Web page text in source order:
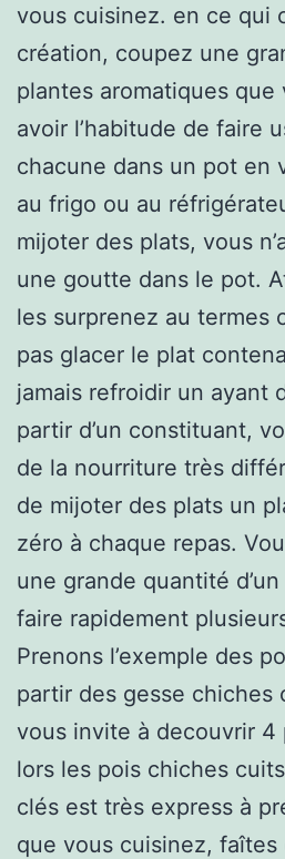
vous cuisinez. en ce qui
création, coupez une
plantes aromatiques que
avoir l’habitude de faire
chacune dans un pot en
au frigo ou au
mijoter des plats, vous
une goutte dans le pot.
les surprenez au termes
pas glacer le plat
jamais refroidir un ayant
partir d’un constituant,
de la nourriture très
de mijoter des plats un
zéro à chaque repas.
une grande quantité
faire rapidement
Prenons l’exemple des
partir des gesse chiches
vous invite à decouvrir 4
lors les pois chiches
clés est très express à
que vous cuisinez,